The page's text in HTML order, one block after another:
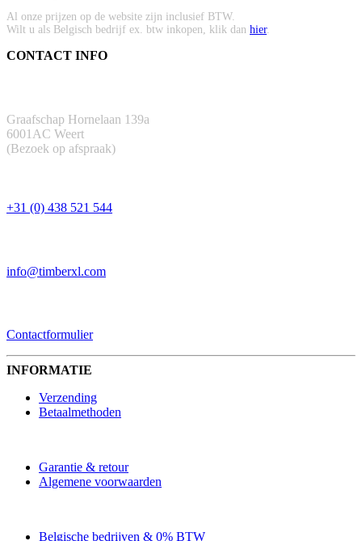
Al onze prijzen op de website zijn inclusief BTW.
Wilt u als Belgisch bedrijf ex. btw inkopen, klik dan hier.
CONTACT INFO
Graafschap Hornelaan 139a
6001AC Weert
(Bezoek op afspraak)
+31 (0) 438 521 544
info@timberxl.com
Contactformulier
INFORMATIE
Verzending
Betaalmethoden
Garantie & retour
Algemene voorwaarden
Belgische bedrijven & 0% BTW